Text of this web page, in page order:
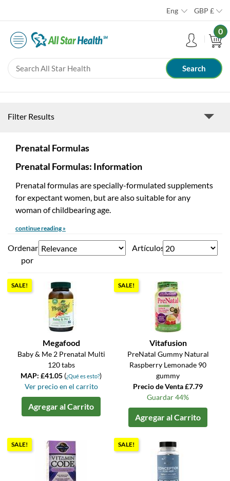
Eng GBP £
0
Filter Results
Prenatal Formulas
Prenatal Formulas: Information
Prenatal formulas are specially-formulated supplements
for expectant women, but are also suitable for any
woman of childbearing age.
continue reading »
Ordenar
por
Artículos
SALE!
Megafood
Baby & Me 2 Prenatal Multi
120 tabs
MAP: £41.05 (¿Qué es esto?)
Ver precio en el carrito
Agregar al Carrito
SALE!
Vitafusion
PreNatal Gummy Natural
Raspberry Lemonade 90
gummy
Precio de Venta £7.79
Guardar 44%
Agregar al Carrito
SALE! SALE!